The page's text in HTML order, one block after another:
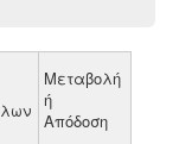
Μεταβολή
ή
Απόδοση